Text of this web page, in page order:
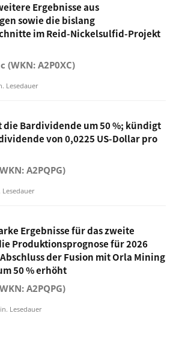
Ergebnisse aus
sowie die bislang
im Reid-Nickelsulfid-Projekt
(WKN: A2P0XC)
Lesedauer
die Bardividende um 50 %; kündigt
von 0,0225 US-Dollar pro
A2PQPG)
Lesedauer
Ergebnisse für das zweite
Produktionsprognose für 2026
der Fusion mit Orla Mining
50 % erhöht
A2PQPG)
Lesedauer